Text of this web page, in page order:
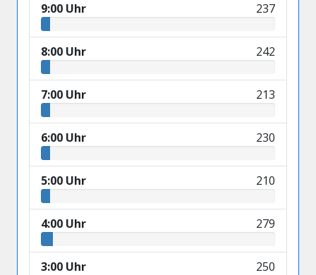
9:00 Uhr 237
8:00 Uhr 242
7:00 Uhr 213
6:00 Uhr 230
5:00 Uhr 210
4:00 Uhr 279
3:00 Uhr 250